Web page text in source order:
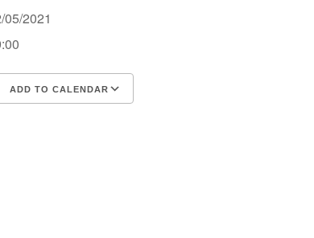
05/2021
ADD TO CALENDAR